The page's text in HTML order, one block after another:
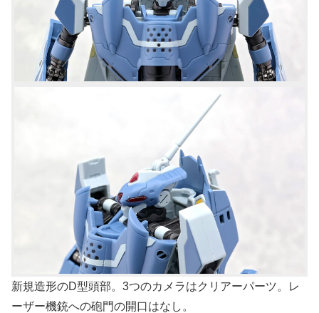
新規造形のD型頭部。3つのカメラはクリアーパーツ。レ
ーザー機銃への砲門の開口はなし。